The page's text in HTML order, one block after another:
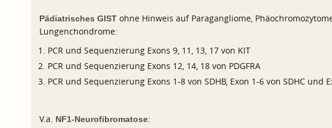
Pädiatrisches GISTohne Hinweis auf Paragangliome,
Lungenchondrome:
PCR und Sequenzierung Exons 9, 11, 13, 17 von KIT
PCR und Sequenzierung Exons 12, 14, 18 von PDGFRA
PCR und Sequenzierung Exons 1-8 von SDHB, Exon 1-6 von SDHC und
V.a. NF1-Neurofibromatose: